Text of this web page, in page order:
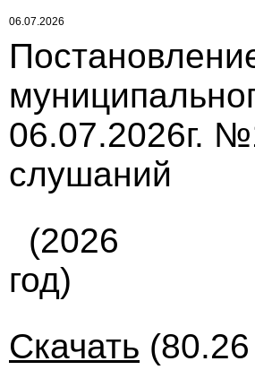
06.07.2026
06.07.2026г.
слушаний
(2026
год)
Скачать